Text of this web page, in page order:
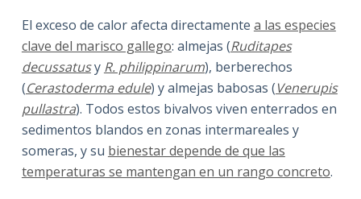
El exceso de calor afecta directamente a las especies
clave del marisco gallego: almejas (Ruditapes
decussatusy R. philippinarum), berberechos
(Cerastoderma edule) y almejas babosas (Venerupis
pullastra). Todos estos bivalvos viven enterrados en
sedimentos blandos en zonas intermareales y
someras, y su bienestar depende de que las
temperaturas se mantengan en un rango concreto.